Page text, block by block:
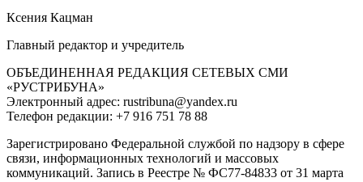
Ксения Кацман
Главный редактор и учредитель
ОБЪЕДИНЕННАЯ РЕДАКЦИЯ СЕТЕВЫХ СМИ
«РУСТРИБУНА»
Электронный адрес: rustribuna@yandex.ru
Телефон редакции: +7 916 751 78 88
Зарегистрировано Федеральной службой по надзору в сфере
связи, информационных технологий и массовых
коммуникаций. Запись в Реестре № ФС77-84833 от 31 марта